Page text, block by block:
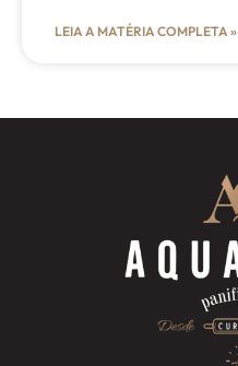
LEIA A MATÉRIA COMPLETA »